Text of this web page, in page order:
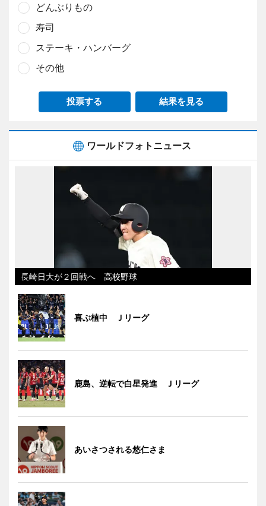
どんぶりもの
寿司
ステーキ・ハンバーグ
その他
投票する 結果を見る
ワールドフォトニュース
長崎日大が２回戦へ 高校野球
喜ぶ植中 Ｊリーグ
鹿島、逆転で白星発進 Ｊリーグ
あいさつされる悠仁さま